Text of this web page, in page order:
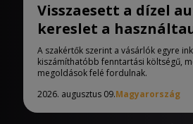
Visszaesett a dízel
kereslet a
A szakértők szerint a vásárlók egyre
kiszámíthatóbb fenntartási költségű,
megoldások felé fordulnak.
2026. augusztus 09.Magyarország